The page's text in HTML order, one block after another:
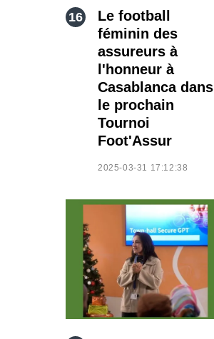
Le football
féminin des
assureurs à
l'honneur à
Casablanca dans
le prochain
Tournoi
Foot'Assur
2025-03-31 17:12:38